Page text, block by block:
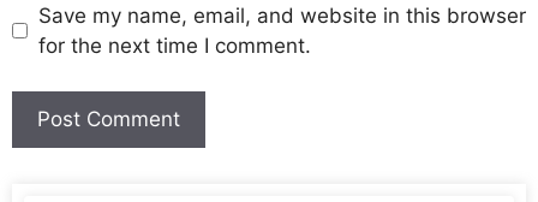
Save my name, email, and website in this browser
for the next time I comment.